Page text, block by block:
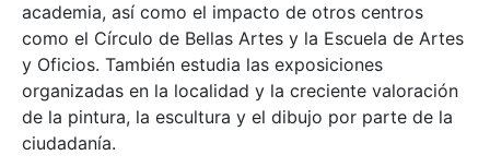
academia, así como el impacto de otros centros
como el Círculo de Bellas Artes y la Escuela de Artes
y Oficios. También estudia las exposiciones
organizadas en la localidad y la creciente valoración
de la pintura, la escultura y el dibujo por parte de la
ciudadanía.